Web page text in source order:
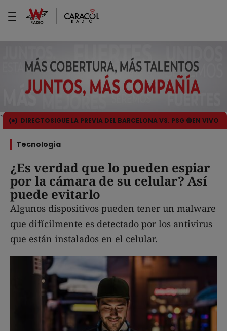
DIRECTOSIGUE LA PREVIA DEL BARCELONA VS. PSG 🔴EN VIVO
Tecnología
¿Es verdad que lo pueden espiar
por la cámara de su celular? Así
puede evitarlo
Algunos dispositivos pueden tener un malware
que difícilmente es detectado por los antivirus
que están instalados en el celular.